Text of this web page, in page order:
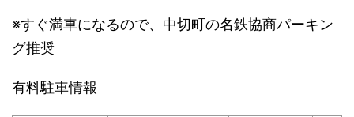
※すぐ満車になるので、中切町の名鉄協商パーキン
グ推奨
有料駐車情報